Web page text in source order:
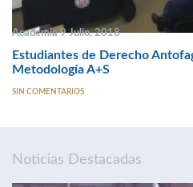
Academia 9 Julio, 2018
Estudiantes de Derecho
Metodología A+S
SIN COMENTARIOS
Noticias Destacadas